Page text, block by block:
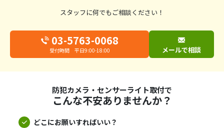
スタッフに何でもご相談ください！
03-5763-0068
受付時間 平日9:00-18:00 メールで相談
防犯カメラ・センサーライト取付で
こんな不安ありませんか？
どこにお願いすればいい？